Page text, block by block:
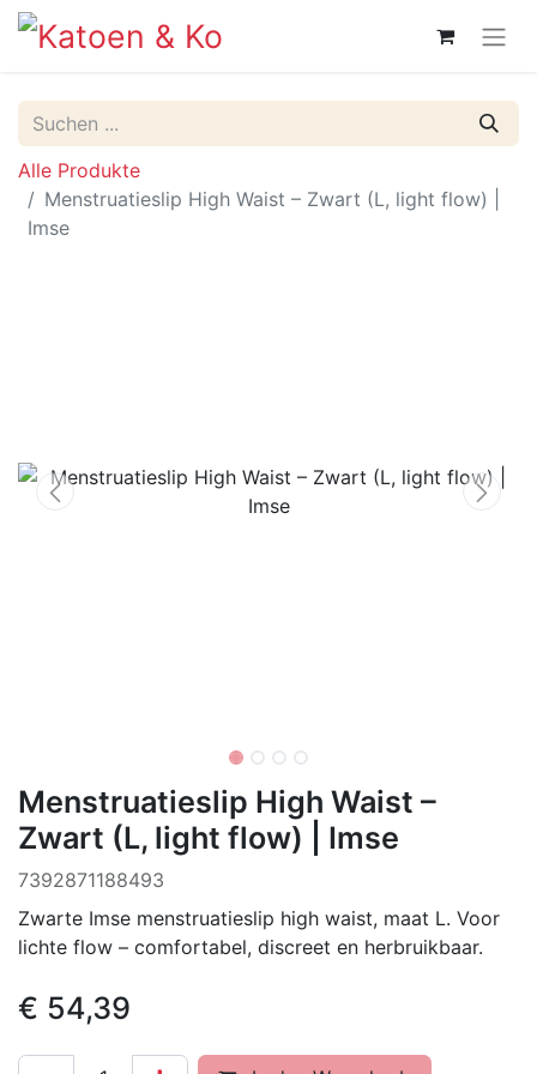
Alle Produkte
Menstruatieslip High Waist – Zwart (L, light flow) |
Imse
Menstruatieslip High Waist –
Zwart (L, light flow) | Imse
‌7392871188493
Zwarte Imse menstruatieslip high waist, maat L. Voor
lichte flow – comfortabel, discreet en herbruikbaar.
€ 54,39